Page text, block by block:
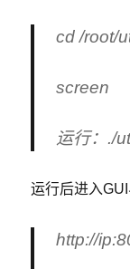
cd /root/
screen
运行：./
运行后进入GUI
http://